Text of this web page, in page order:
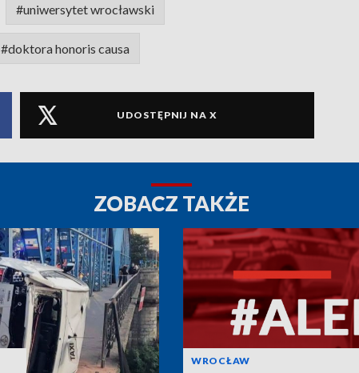
#uniwersytet wrocławski
#doktora honoris causa
UDOSTĘPNIJ NA X
ZOBACZ TAKŻE
WROCŁAW